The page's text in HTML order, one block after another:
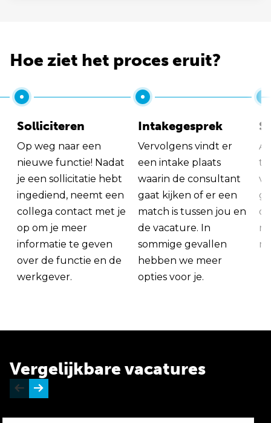
Hoe ziet het proces eruit?
Solliciteren
Op weg naar een
nieuwe functie! Nadat
je een sollicitatie hebt
ingediend, neemt een
collega contact met je
op om je meer
informatie te geven
over de functie en de
werkgever.
Intakegesprek
Vervolgens vindt er
een intake plaats
waarin de consultant
gaat kijken of er een
match is tussen jou en
de vacature. In
sommige gevallen
hebben we meer
opties voor je.
Vergelijkbare vacatures